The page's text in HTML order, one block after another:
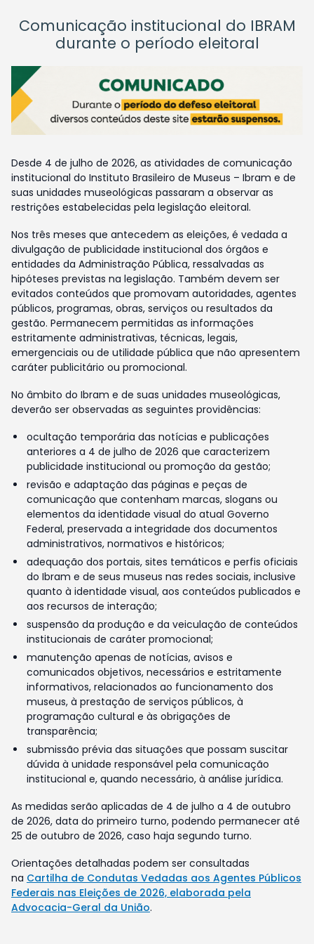
Comunicação institucional do IBRAM
durante o período eleitoral
Desde 4 de julho de 2026, as atividades de comunicação
institucional do Instituto Brasileiro de Museus – Ibram e de
suas unidades museológicas passaram a observar as
restrições estabelecidas pela legislação eleitoral.
Nos três meses que antecedem as eleições, é vedada a
divulgação de publicidade institucional dos órgãos e
entidades da Administração Pública, ressalvadas as
hipóteses previstas na legislação. Também devem ser
evitados conteúdos que promovam autoridades, agentes
públicos, programas, obras, serviços ou resultados da
gestão. Permanecem permitidas as informações
estritamente administrativas, técnicas, legais,
emergenciais ou de utilidade pública que não apresentem
caráter publicitário ou promocional.
No âmbito do Ibram e de suas unidades museológicas,
deverão ser observadas as seguintes providências:
ocultação temporária das notícias e publicações
anteriores a 4 de julho de 2026 que caracterizem
publicidade institucional ou promoção da gestão;
revisão e adaptação das páginas e peças de
comunicação que contenham marcas, slogans ou
elementos da identidade visual do atual Governo
Federal, preservada a integridade dos documentos
administrativos, normativos e históricos;
adequação dos portais, sites temáticos e perfis oficiais
do Ibram e de seus museus nas redes sociais, inclusive
quanto à identidade visual, aos conteúdos publicados e
aos recursos de interação;
suspensão da produção e da veiculação de conteúdos
institucionais de caráter promocional;
manutenção apenas de notícias, avisos e
comunicados objetivos, necessários e estritamente
informativos, relacionados ao funcionamento dos
museus, à prestação de serviços públicos, à
programação cultural e às obrigações de
transparência;
submissão prévia das situações que possam suscitar
dúvida à unidade responsável pela comunicação
institucional e, quando necessário, à análise jurídica.
As medidas serão aplicadas de 4 de julho a 4 de outubro
de 2026, data do primeiro turno, podendo permanecer até
25 de outubro de 2026, caso haja segundo turno.
Orientações detalhadas podem ser consultadas
na Cartilha de Condutas Vedadas aos Agentes Públicos
Federais nas Eleições de 2026, elaborada pela
Advocacia-Geral da União.